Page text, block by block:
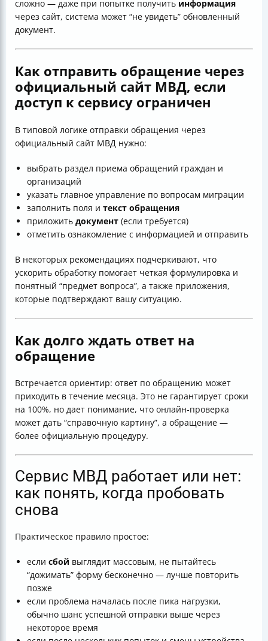
сложно — даже при попытке получить информация
через сайт, система может “не увидеть” обновленный
документ.
Как отправить обращение через
официальный сайт МВД, если
доступ к сервису ограничен
В типовой логике отправки обращения через
официальный сайт МВД нужно:
выбрать раздел приема обращений граждан и
организаций
указать главное управление по вопросам миграции
заполнить поля и текст обращения
приложить документ (если требуется)
отметить ознакомление с информацией и отправить
В некоторых рекомендациях подчеркивают, что
ускорить обработку помогает четкая формулировка и
понятный “предмет вопроса”, а также приложения,
которые подтверждают вашу ситуацию.
Как долго ждать ответ на
обращение
Встречается ориентир: ответ по обращению может
приходить в течение месяца. Это не гарантирует сроки
на 100%, но дает понимание, что онлайн‑проверка
может дать “справочную картину”, а обращение —
более официальную процедуру.
Сервис МВД работает или нет:
как понять, когда пробовать
снова
Практическое правило простое:
если сбой выглядит массовым, не пытайтесь
“дожимать” форму бесконечно — лучше повторить
позже
если проблема началась после пика нагрузки,
обычно шанс успешной отправки выше через
некоторое время